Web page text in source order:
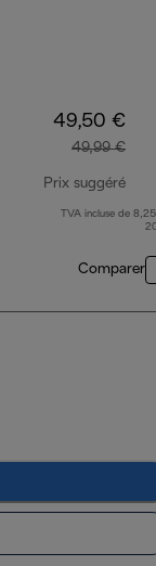
49,50 €
49,99 €
Prix suggéré
TVA incluse de
Comparer